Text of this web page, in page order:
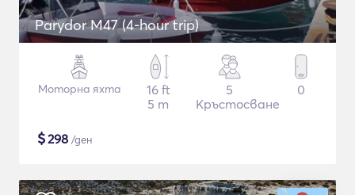
Parydor M47 (4-hour trip)
Моторна яхта
16 ft
5 m
5
Кръстосване
0
$298 /ден